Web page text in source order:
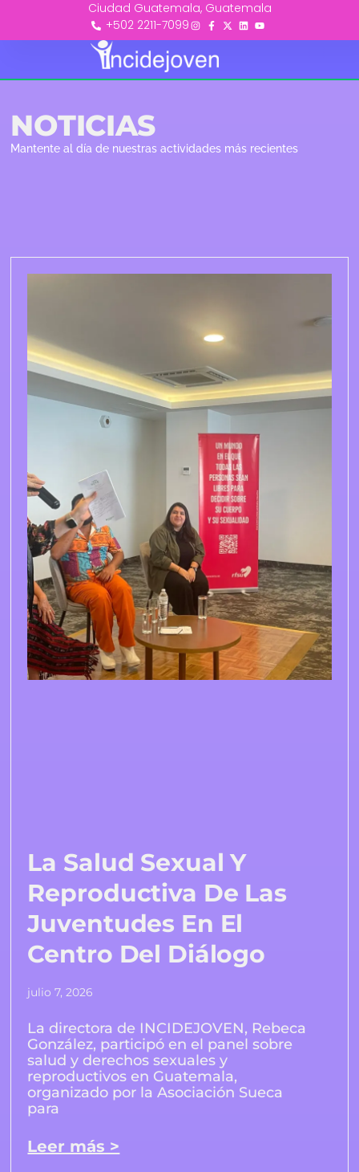
Ciudad Guatemala, Guatemala
+502 2211-7099
NOTICIAS
Mantente al día de nuestras actividades más recientes
La Salud Sexual Y
Reproductiva De Las
Juventudes En El
Centro Del Diálogo
julio 7, 2026
La directora de INCIDEJOVEN, Rebeca
González, participó en el panel sobre
salud y derechos sexuales y
reproductivos en Guatemala,
organizado por la Asociación Sueca
para
Leer más >